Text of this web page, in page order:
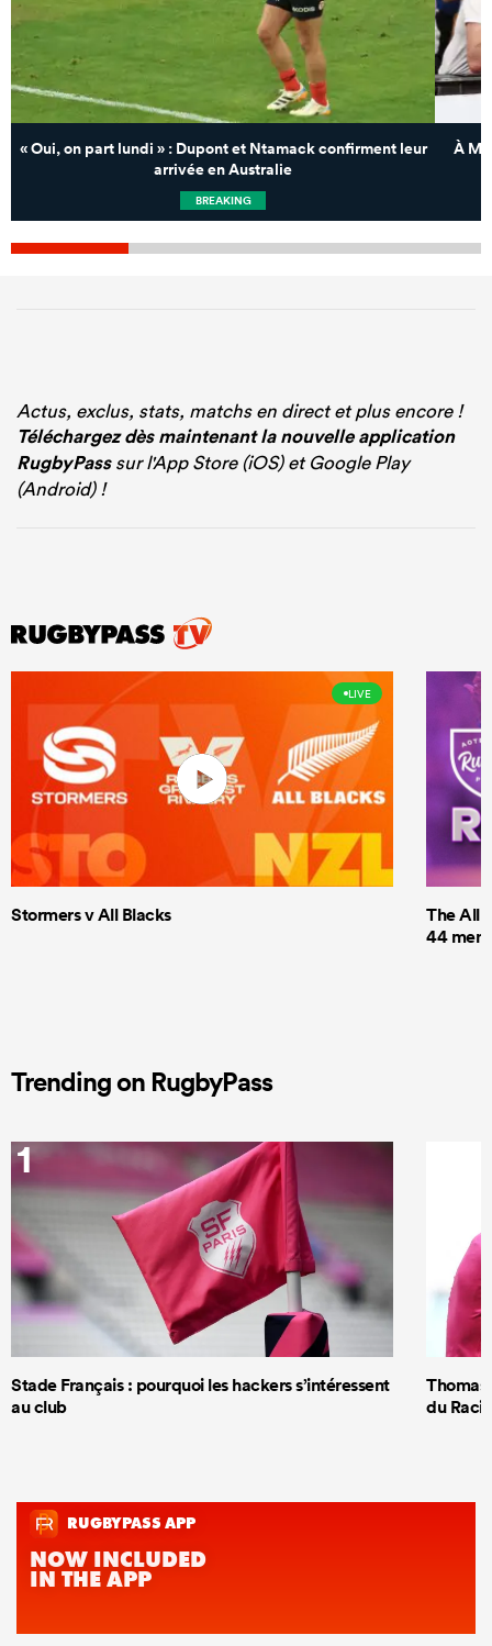
« Oui, on part lundi » : Dupont et Ntamack confirment leur
arrivée en Australie
BREAKING
À
Actus, exclus, stats, matchs en direct et plus encore !
Téléchargez dès maintenant la nouvelle application
RugbyPasssur l'App Store (iOS) et Google Play
(Android) !
LIVE
Stormers v All Blacks
The All
44 men
Trending on RugbyPass
1
Stade Français : pourquoi les hackers s’intéressent
au club
Thomas
du